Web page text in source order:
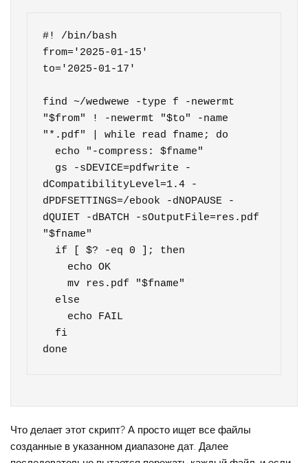
#! /bin/bash
from='2025-01-15'
to='2025-01-17'
find ~/wedwewe -type f -newermt
"$from" ! -newermt "$to" -name
"*.pdf" | while read fname; do
dCompatibilityLevel=1.4 -
dPDFSETTINGS=/ebook -dNOPAUSE -
dQUIET -dBATCH -sOutputFile=res.pdf
"$fname"
    mv res.pdf "$fname"
done
Что делает этот скрипт? А просто ищет все файлы
созданные в указанном диапазоне дат. Далее